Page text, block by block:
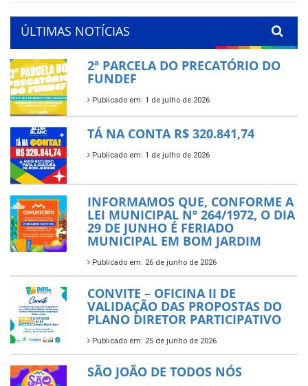
ÚLTIMAS NOTÍCIAS
2ª PARCELA DO PRECATÓRIO DO
FUNDEF
Publicado em: 1 de julho de 2026
TÁ NA CONTA R$ 320.841,74
Publicado em: 1 de julho de 2026
INFORMAMOS QUE, CONFORME A
LEI MUNICIPAL Nº 264/1972, O DIA
29 DE JUNHO É FERIADO
MUNICIPAL EM BOM JARDIM
Publicado em: 26 de junho de 2026
CONVITE – OFICINA II DE
VALIDAÇÃO DAS PROPOSTAS DO
PLANO DIRETOR PARTICIPATIVO
Publicado em: 25 de junho de 2026
SÃO JOÃO DE TODOS NÓS